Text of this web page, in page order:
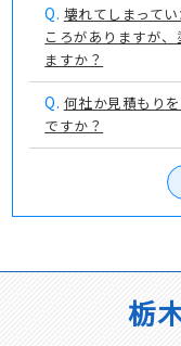
Q. 壊れてしまって
ころがありますが
ますか？
Q. 何社か見積もり
ですか？
栃